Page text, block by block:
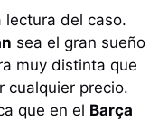
lectura del caso.
sea el gran sueño
muy distinta que
cualquier precio.
que en el Barça